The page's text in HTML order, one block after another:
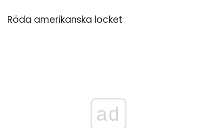
Röda amerikanska locket
ad